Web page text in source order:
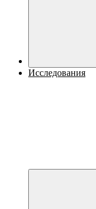
Исследования